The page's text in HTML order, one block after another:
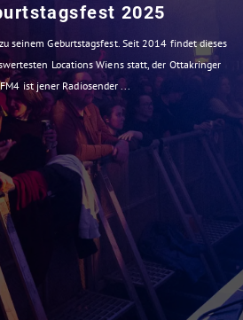
2025
seinem Geburtstagsfest. Seit 2014 findet dieses
Locations Wiens statt, der Ottakringer
ist jener Radiosender ...